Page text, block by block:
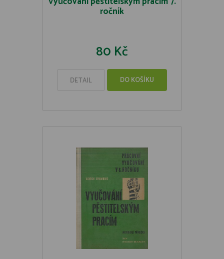
ročník
80 Kč
DETAIL DO KOŠÍKU